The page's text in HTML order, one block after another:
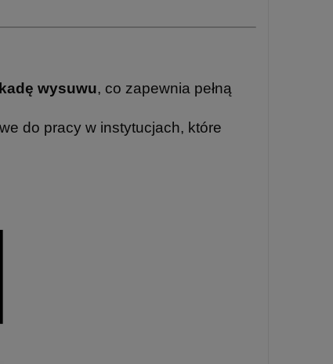
wysuwu, co zapewnia pełną
do pracy w instytucjach, które